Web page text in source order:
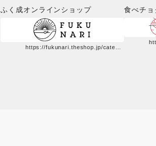
ふく成オンラインショップ 食べチョ